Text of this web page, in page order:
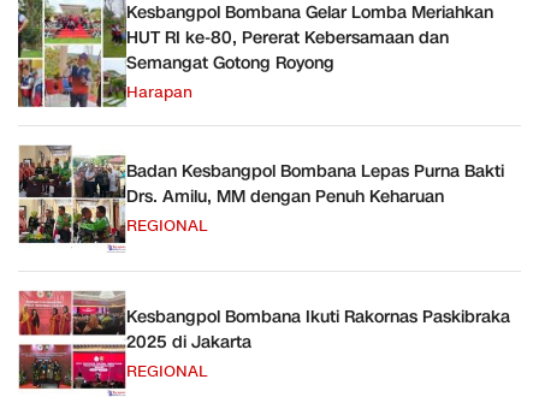
Kesbangpol Bombana Gelar Lomba Meriahkan
HUT RI ke-80, Pererat Kebersamaan dan
Semangat Gotong Royong
Harapan
Badan Kesbangpol Bombana Lepas Purna Bakti
Drs. Amilu, MM dengan Penuh Keharuan
REGIONAL
Kesbangpol Bombana Ikuti Rakornas Paskibraka
2025 di Jakarta
REGIONAL